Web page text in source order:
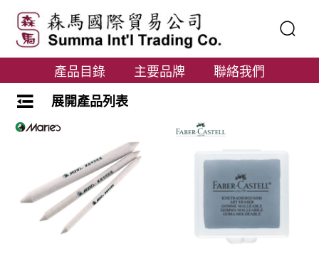
產品目錄 主要品牌 聯絡我們
展開產品列表